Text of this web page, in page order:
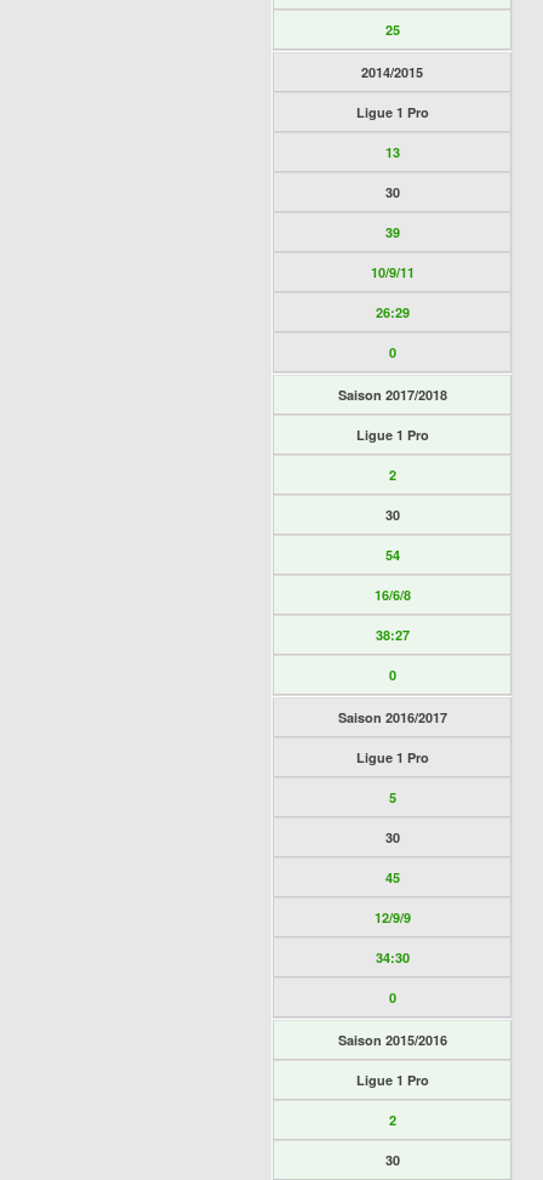
25
2014/2015
Ligue 1 Pro
13
30
39
10/9/11
26:29
0
Saison 2017/2018
Ligue 1 Pro
2
30
54
16/6/8
38:27
0
Saison 2016/2017
Ligue 1 Pro
5
30
45
12/9/9
34:30
0
Saison 2015/2016
Ligue 1 Pro
2
30